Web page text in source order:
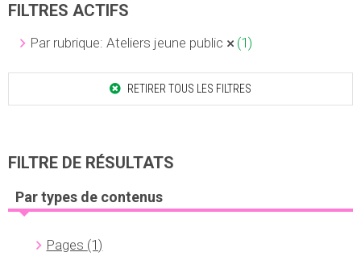
FILTRES ACTIFS
Par rubrique: Ateliers jeune public (1)
RETIRER TOUS LES FILTRES
FILTRE DE RÉSULTATS
Par types de contenus
Pages (1)